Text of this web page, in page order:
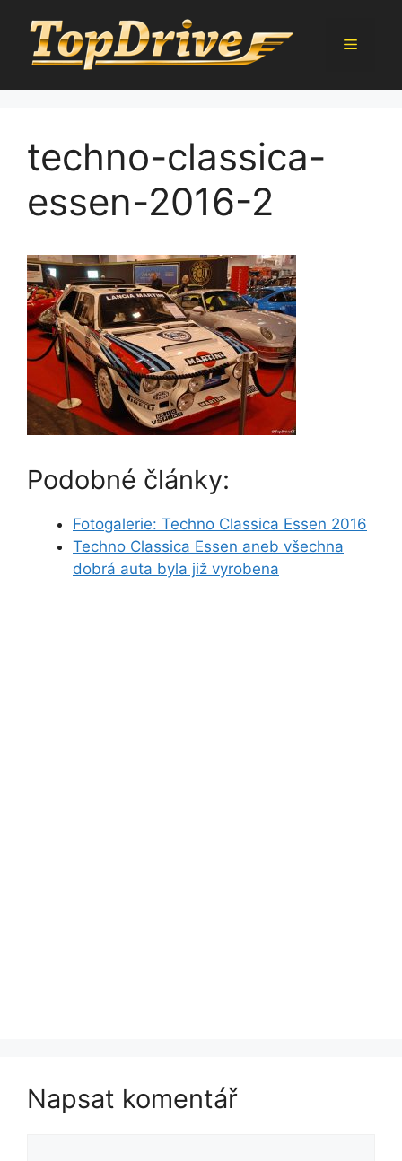
obsah
Menu
techno-classica-
essen-2016-2
Podobné články:
Fotogalerie: Techno Classica Essen 2016
Techno Classica Essen aneb všechna
dobrá auta byla již vyrobena
Napsat komentář